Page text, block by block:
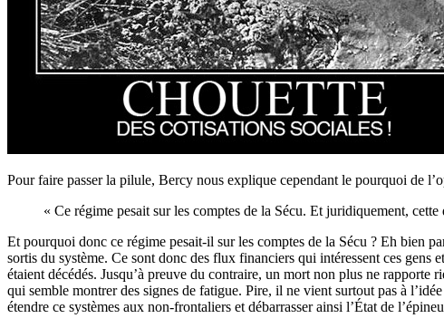
Pour faire passer la pilule, Bercy nous explique cependant le pourquoi de
« Ce régime pesait sur les comptes de la Sécu. Et juridiquement,
Et pourquoi donc ce régime pesait-il sur les comptes de la Sécu ? Eh bien
sortis du système. Ce sont donc des flux financiers qui intéressent ces gens
étaient décédés. Jusqu’à preuve du contraire, un mort non plus ne
qui semble montrer des signes de fatigue. Pire, il ne vient surtout pas à
étendre ce systèmes aux non-frontaliers et débarrasser ainsi l’État de